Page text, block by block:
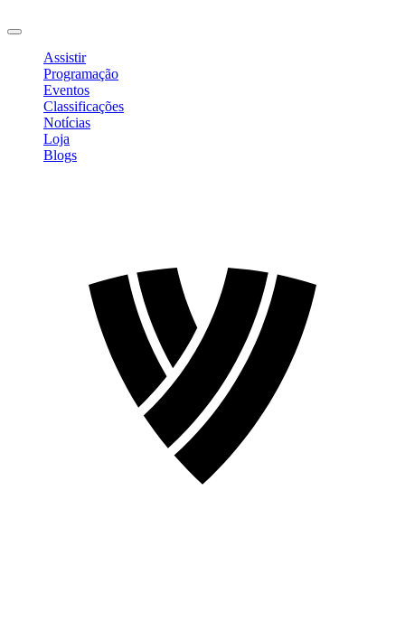
Assistir
Programação
Eventos
Classificações
Notícias
Loja
Blogs